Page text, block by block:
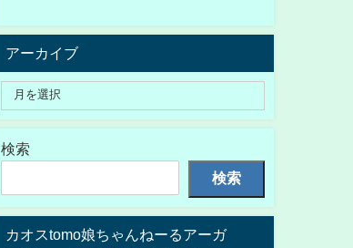
アーカイブ
検索
検索
カオスtomo娘ちゃんねーるアーガ